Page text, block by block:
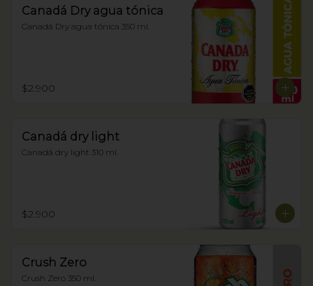
Canadá Dry agua tónica
Canadá Dry agua tónica 350 ml.
$2.900
Canadá dry light
Canadá dry light 310 ml.
$2.900
Crush Zero
Crush Zero 350 ml.